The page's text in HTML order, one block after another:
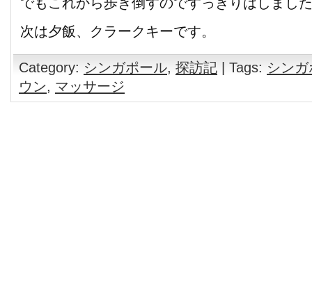
次は夕飯、クラークキーです。
Category: シンガポール, 探訪記 | Tags: シン
ウン, マッサージ